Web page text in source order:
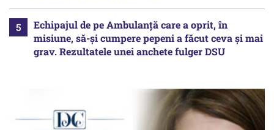
Echipajul de pe Ambulanță care a oprit, în
misiune, să-și cumpere pepeni a făcut ceva și mai
grav. Rezultatele unei anchete fulger DSU